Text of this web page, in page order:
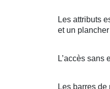
Les attributs
et un
L’accès
Les barres